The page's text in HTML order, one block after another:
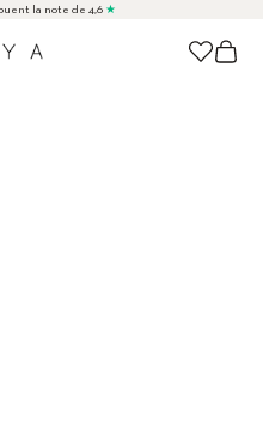
la note de 4,6 ★
Wishlist
Panier